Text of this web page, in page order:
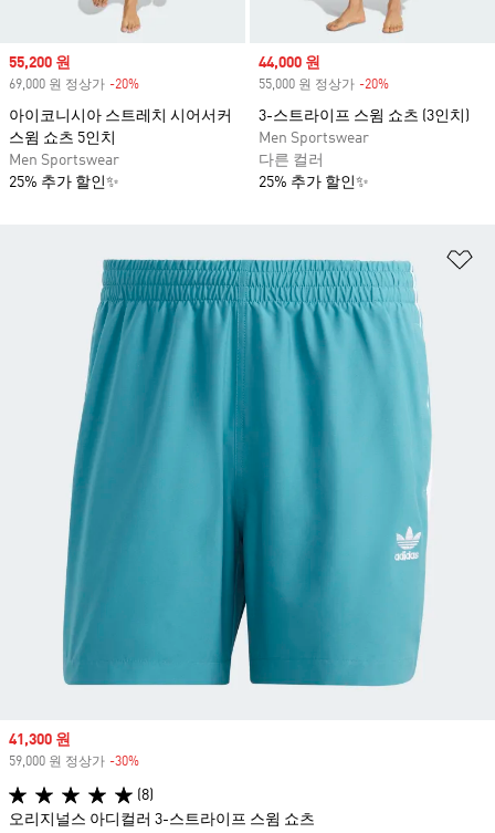
Sale price
55,200 원
69,000 원 정상가 -20%
아이코니시아 스트레치 시어서커
스윔 쇼츠 5인치
Men Sportswear
25% 추가 할인✨
Sale price
44,000 원
55,000 원 정상가 -20%
3-스트라이프 스윔 쇼츠 (3인치)
Men Sportswear
다른 컬러
25% 추가 할인✨
Sale price
41,300 원
59,000 원 정상가 -30%
(8)
오리지널스 아디컬러 3-스트라이프 스윔 쇼츠